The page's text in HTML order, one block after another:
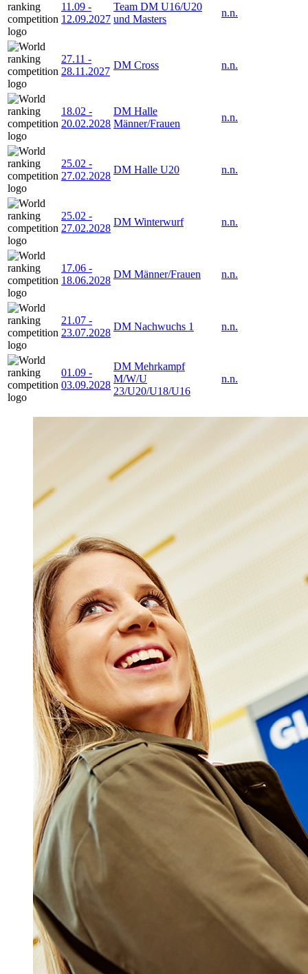
11.09 -
12.09.2027
Team DM U16/U20
und Masters
n.n.
27.11 -
28.11.2027
DM Cross n.n.
18.02 -
20.02.2028
DM Halle
Männer/Frauen
n.n.
25.02 -
27.02.2028
DM Halle U20 n.n.
25.02 -
27.02.2028
DM Winterwurf n.n.
17.06 -
18.06.2028
DM Männer/Frauen n.n.
21.07 -
23.07.2028
DM Nachwuchs 1 n.n.
01.09 -
03.09.2028
DM Mehrkampf
M/W/U
23/U20/U18/U16
n.n.